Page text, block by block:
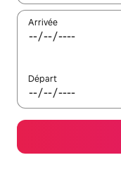
Arrivée
Départ